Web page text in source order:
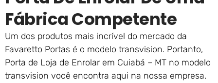
Fábrica Competente
Um dos produtos mais incrível do mercado da
Favaretto Portas é o modelo transvision. Portanto,
Porta de Loja de Enrolar em Cuiabá – MT no modelo
transvision você encontra aqui na nossa empresa.